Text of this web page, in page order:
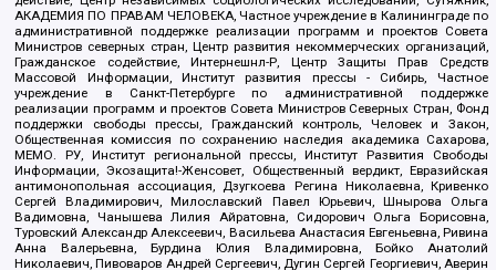
АКАДЕМИЯ ПО ПРАВАМ ЧЕЛОВЕКА, Частное учреждение в Калининграде по
административной поддержке реализации программ и проектов Совета
Министров северных стран, Центр развития некоммерческих организаций,
Гражданское содействие, Интернешнл-Р, Центр Защиты Прав Средств
Массовой Информации, Институт развития прессы - Сибирь, Частное
учреждение в Санкт-Петербурге по административной поддержке
реализации программ и проектов Совета Министров Северных Стран, Фонд
поддержки свободы прессы, Гражданский контроль, Человек и Закон,
Общественная комиссия по сохранению наследия академика Сахарова,
МЕМО. РУ, Институт региональной прессы, Институт Развития Свободы
Информации, Экозащита!-Женсовет, Общественный вердикт, Евразийская
антимонопольная ассоциация, Дзугкоева Регина Николаевна, Кривенко
Сергей Владимирович, Милославский Павел Юрьевич, Шнырова Ольга
Вадимовна, Чанышева Лилия Айратовна, Сидорович Ольга Борисовна,
Туровский Александр Алексеевич, Васильева Анастасия Евгеньевна, Ривина
Анна Валерьевна, Бурдина Юлия Владимировна, Бойко Анатолий
Николаевич, Пивоваров Андрей Сергеевич, Дугин Сергей Георгиевич, Аверин